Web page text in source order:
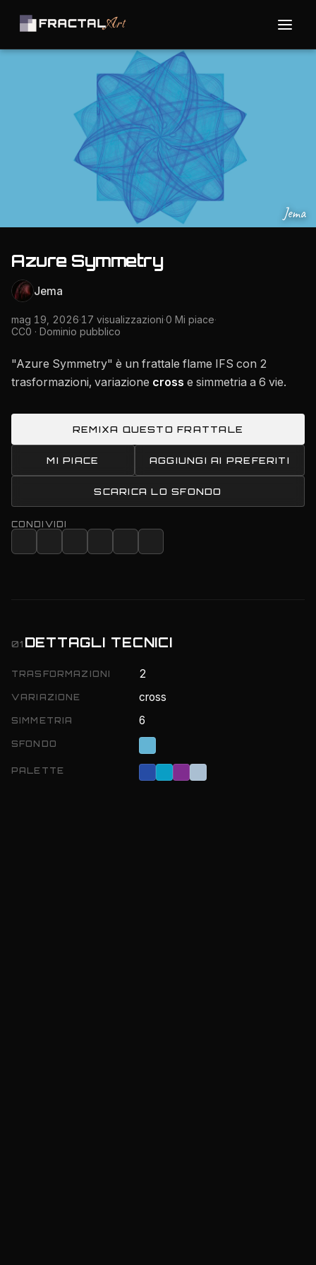
Jema
Azure Symmetry
Jema
mag 19, 2026·17 visualizzazioni·0 Mi piace·
CC0 · Dominio pubblico
"Azure Symmetry" è un frattale flame IFS con 2
trasformazioni, variazione cross e simmetria a 6 vie.
REMIXA QUESTO FRATTALE
MI PIACE AGGIUNGI AI PREFERITI
SCARICA LO SFONDO
CONDIVIDI
01 DETTAGLI TECNICI
TRASFORMAZIONI 2
VARIAZIONE cross
SIMMETRIA 6
SFONDO
PALETTE